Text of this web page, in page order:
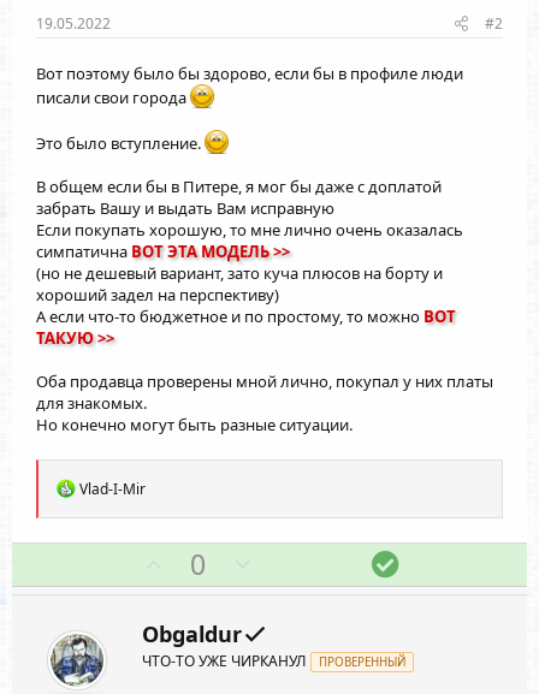
19.05.2022 #2
Вот поэтому было бы здорово, если бы в профиле люди
писали свои города
Это было вступление.
В общем если бы в Питере, я мог бы даже с доплатой
забрать Вашу и выдать Вам исправную
Если покупать хорошую, то мне лично очень оказалась
симпатична ВОТ ЭТА МОДЕЛЬ >>
(но не дешевый вариант, зато куча плюсов на борту и
хороший задел на перспективу)
А если что-то бюджетное и по простому, то можно ВОТ
ТАКУЮ >>
Оба продавца проверены мной лично, покупал у них платы
для знакомых.
Но конечно могут быть разные ситуации.
Р
а
к
и
Vlad-I-Mir
о
и
т
0
е
г
а
т
Р
е
е
н
Obgaldur
ЧТО-ТО УЖЕ ЧИРКАНУЛ ПРОВЕРЕННЫЙ